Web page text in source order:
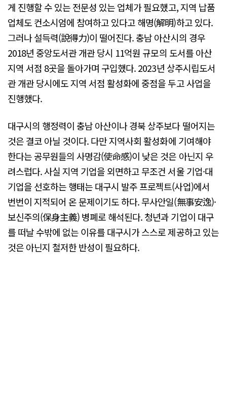
게 진행할 수 있는 전문성 있는 업체가 필요했고, 지역 납품
업체도 컨소시엄에 참여하고 있다고 해명(解明)하고 있다.
그러나 설득력(說得力)이 떨어진다. 충남 아산시의 경우
2018년 중앙도서관 개관 당시 11억원 규모의 도서를 아산
지역 서점 8곳을 돌아가며 구입했다. 2023년 상주시립도서
관 개관 당시에도 지역 서점 활성화에 중점을 두고 사업을
진행했다.
대구시의 행정력이 충남 아산이나 경북 상주보다 떨어지는
것은 결코 아닐 것이다. 다만 지역사회 활성화에 기여해야
한다는 공무원들의 사명감(使命感)이 낮은 것은 아닌지 우
려스럽다. 사실 지역 기업을 외면하고 무조건 서울 기업·대
기업을 선호하는 행태는 대구시 발주 프로젝트(사업)에서
번번이 지적되어 온 문제이기도 하다. 무사안일(無事安逸)·
보신주의(保身主義) 병폐로 해석된다. 청년과 기업이 대구
를 떠날 수밖에 없는 이유를 대구시가 스스로 제공하고 있는
것은 아닌지 철저한 반성이 필요하다.